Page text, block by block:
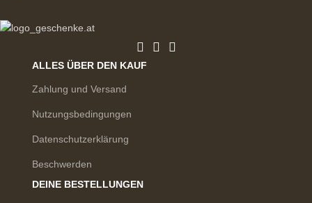
ALLES ÜBER DEN KAUF
Zahlung und Versand
Nutzungsbedingungen
Datenschutzerklärung
Beschwerden
DEINE BESTELLUNGEN